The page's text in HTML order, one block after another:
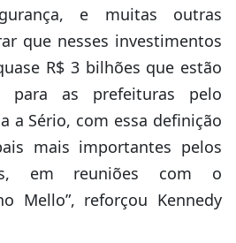
e muitas outras
que nesses investimentos
R$ 3 bilhões que estão
para as prefeituras pelo
a Sério, com essa definição
mais importantes pelos
em reuniões com o
Mello”, reforçou Kennedy